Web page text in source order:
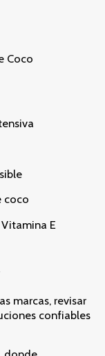
Coco
coco
E
marcas, revisar
confiables